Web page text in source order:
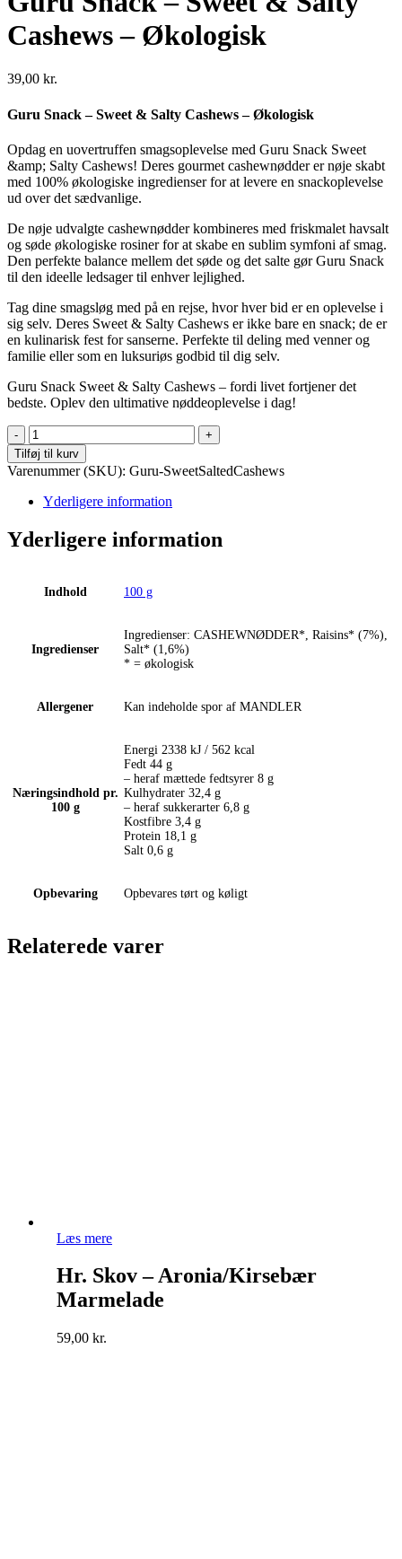
Cashews – Økologisk
39,00 kr.
Guru Snack – Sweet & Salty Cashews – Økologisk
Opdag en uovertruffen smagsoplevelse med Guru Snack Sweet
&amp; Salty Cashews! Deres gourmet cashewnødder er nøje skabt
med 100% økologiske ingredienser for at levere en snackoplevelse
ud over det sædvanlige.
De nøje udvalgte cashewnødder kombineres med friskmalet havsalt
og søde økologiske rosiner for at skabe en sublim symfoni af smag.
Den perfekte balance mellem det søde og det salte gør Guru Snack
til den ideelle ledsager til enhver lejlighed.
Tag dine smagsløg med på en rejse, hvor hver bid er en oplevelse i
sig selv. Deres Sweet & Salty Cashews er ikke bare en snack; de er
en kulinarisk fest for sanserne. Perfekte til deling med venner og
familie eller som en luksuriøs godbid til dig selv.
Guru Snack Sweet & Salty Cashews – fordi livet fortjener det
bedste. Oplev den ultimative nøddeoplevelse i dag!
Guru
Snack
-
Sweet
&
Salty
Cashews
-
Tilføj til kurv
Varenummer (SKU): Guru-SweetSaltedCashews
Yderligere information
Yderligere information
Indhold 100 g
Ingredienser
Ingredienser: CASHEWNØDDER*, Raisins* (7%),
Salt* (1,6%)
* = økologisk
Allergener Kan indeholde spor af MANDLER
Næringsindhold pr.
100 g
Energi 2338 kJ / 562 kcal
Fedt 44 g
– heraf mættede fedtsyrer 8 g
Kulhydrater 32,4 g
– heraf sukkerarter 6,8 g
Kostfibre 3,4 g
Protein 18,1 g
Salt 0,6 g
Opbevaring Opbevares tørt og køligt
Relaterede varer
Læs mere
Hr. Skov – Aronia/Kirsebær
Marmelade
59,00 kr.